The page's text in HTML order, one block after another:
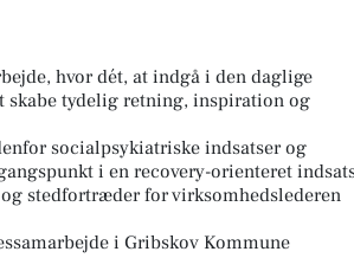
hvor dét, at indgå i den daglige
tydelig retning, inspiration og
socialpsykiatriske indsatser og
i en recovery-orienteret
stedfortræder for virksomhedslederen
i Gribskov Kommune